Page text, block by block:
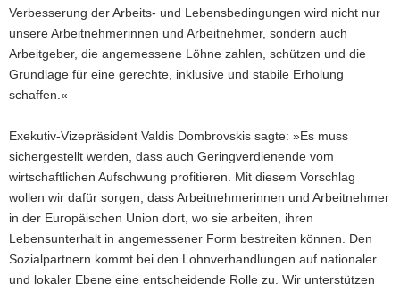
Verbesserung der Arbeits- und Lebensbedingungen wird nicht nur
unsere Arbeitnehmerinnen und Arbeitnehmer, sondern auch
Arbeitgeber, die angemessene Löhne zahlen, schützen und die
Grundlage für eine gerechte, inklusive und stabile Erholung
schaffen.«
Exekutiv-Vizepräsident Valdis Dombrovskis sagte: »Es muss
sichergestellt werden, dass auch Geringverdienende vom
wirtschaftlichen Aufschwung profitieren. Mit diesem Vorschlag
wollen wir dafür sorgen, dass Arbeitnehmerinnen und Arbeitnehmer
in der Europäischen Union dort, wo sie arbeiten, ihren
Lebensunterhalt in angemessener Form bestreiten können. Den
Sozialpartnern kommt bei den Lohnverhandlungen auf nationaler
und lokaler Ebene eine entscheidende Rolle zu. Wir unterstützen